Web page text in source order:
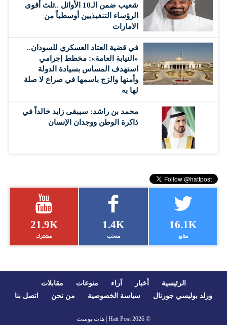
شعيب ضمن الـ10 الأوائل ..ثلث أقوى
الرؤساء التنفيذيين أوسطياً من
الامارات
في قضية العتاد العسكري للسودان..
«النيابة العامة»: مخطط إجرامي
استهدف المساس بسيادة الدولة
وأمنها والزج باسمها في صراع لا صلة
لها به
محمد بن راشد: سيبقى زايد خالداً في
ذاكرة الوطن ووجدان الإنسان
21.9K
مشترك
1.4K
معجب
16.1K
متابع
الرئيسية أخبار آراء منوعات
مقابلات
ورلد بوليسي جورنال
سياسة الخصوصية من نحن اتصل بنا
© 2026 Hatt Post | هات بوست